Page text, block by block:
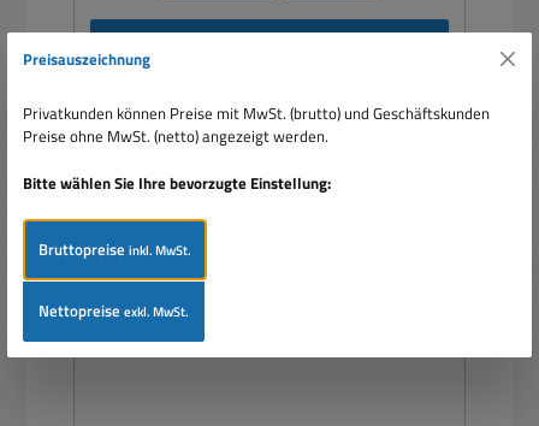
Rabatt
Tipp
Preisauszeichnung
Privatkunden können Preise mit MwSt. (brutto) und Geschäftskunden
Preise ohne MwSt. (netto) angezeigt werden.
Bitte wählen Sie Ihre bevorzugte Einstellung:
Bruttopreiseinkl. MwSt.
Nettopreiseexkl. MwSt.